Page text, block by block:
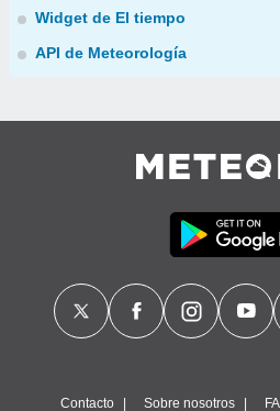
Widget de El tiempo
API de Meteorología
Contacto Sobre nosotros